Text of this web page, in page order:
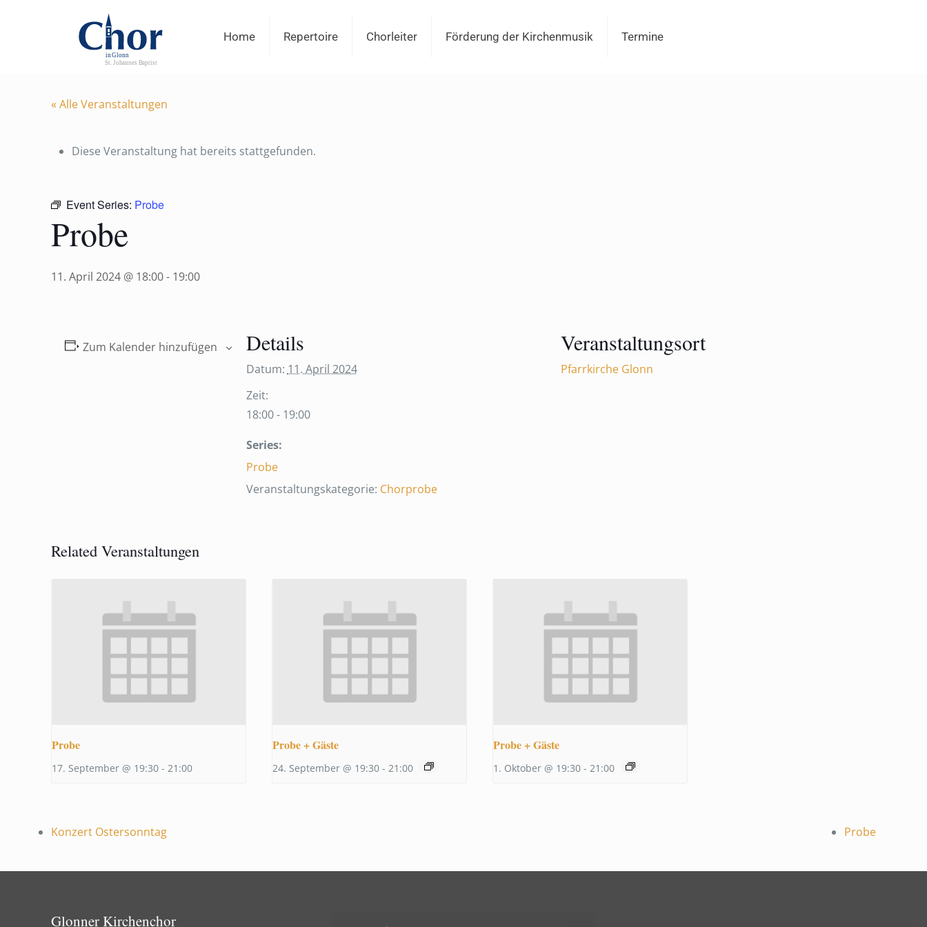
Home Repertoire Chorleiter Förderung der Kirchenmusik Termine
« Alle Veranstaltungen
Diese Veranstaltung hat bereits stattgefunden.
Event Series: Probe
Probe
11. April 2024 @ 18:00- 19:00
Zum Kalender hinzufügen Details
Datum: 11. April 2024
Zeit:
18:00 - 19:00
Series:
Probe
Veranstaltungskategorie: Chorprobe
Veranstaltungsort
Pfarrkirche Glonn
Related Veranstaltungen
Probe
17. September @ 19:30 - 21:00
Probe + Gäste
24. September @ 19:30 - 21:00
Probe + Gäste
1. Oktober @ 19:30 - 21:00
Konzert Ostersonntag Probe
Glonner Kirchenchor